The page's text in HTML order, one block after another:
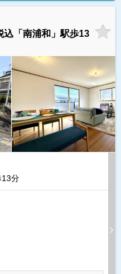
込「南浦和」駅歩13
13分